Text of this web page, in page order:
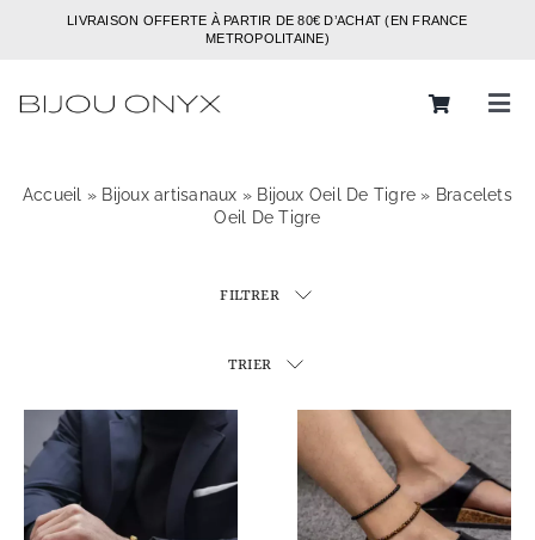
LIVRAISON OFFERTE À PARTIR DE 80€ D’ACHAT (EN FRANCE
METROPOLITAINE)
Colliers
Chaines
Accueil » Bijoux artisanaux » Bijoux Oeil De Tigre » Bracelets
Oeil De Tigre
FILTRER
TRIER